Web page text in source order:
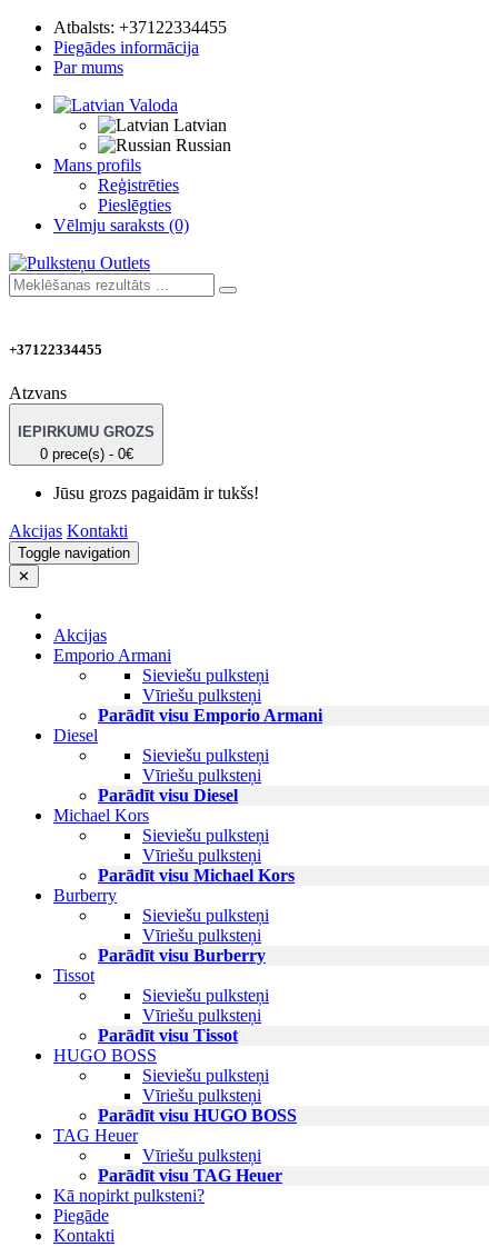
Atbalsts: +37122334455
Piegādes informācija
Par mums
Valoda
Latvian
Russian
Mans profils
Reģistrēties
Pieslēgties
Vēlmju saraksts (0)
+37122334455
Atzvans
IEPIRKUMU GROZS
0 prece(s) - 0€
Jūsu grozs pagaidām ir tukšs!
Akcijas Kontakti
Toggle navigation
✕
Akcijas
Emporio Armani
Sieviešu pulksteņi
Vīriešu pulksteņi
Parādīt visu Emporio Armani
Diesel
Sieviešu pulksteņi
Vīriešu pulksteņi
Parādīt visu Diesel
Michael Kors
Sieviešu pulksteņi
Vīriešu pulksteņi
Parādīt visu Michael Kors
Burberry
Sieviešu pulksteņi
Vīriešu pulksteņi
Parādīt visu Burberry
Tissot
Sieviešu pulksteņi
Vīriešu pulksteņi
Parādīt visu Tissot
HUGO BOSS
Sieviešu pulksteņi
Vīriešu pulksteņi
Parādīt visu HUGO BOSS
TAG Heuer
Vīriešu pulksteņi
Parādīt visu TAG Heuer
Kā nopirkt pulksteni?
Piegāde
Kontakti